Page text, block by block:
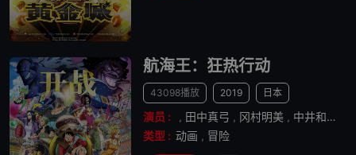
航海王：狂热行动
43098播放 2019 日本
演员 : , 田中真弓 , 冈村明美 , 中井和哉
类型 : 动画 , 冒险